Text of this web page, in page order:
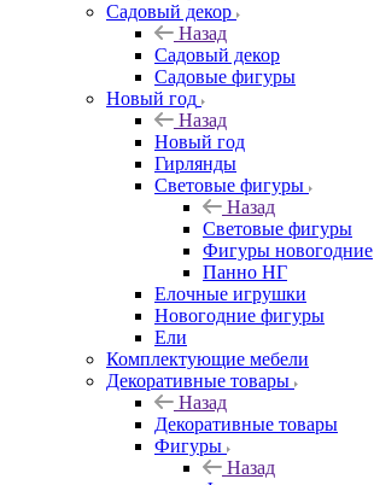
Садовый декор
Назад
Садовый декор
Садовые фигуры
Новый год
Назад
Новый год
Гирлянды
Световые фигуры
Назад
Световые фигуры
Фигуры новогодние
Панно НГ
Елочные игрушки
Новогодние фигуры
Ели
Комплектующие мебели
Декоративные товары
Назад
Декоративные товары
Фигуры
Назад